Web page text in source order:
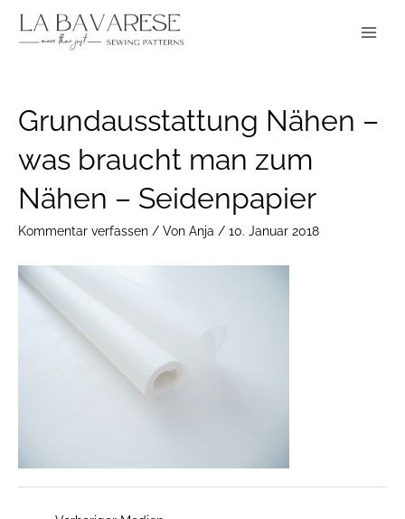
Inhalt
Grundausstattung Nähen –
was braucht man zum
Nähen – Seidenpapier
Kommentar verfassen / Von Anja / 10. Januar 2018
navigation